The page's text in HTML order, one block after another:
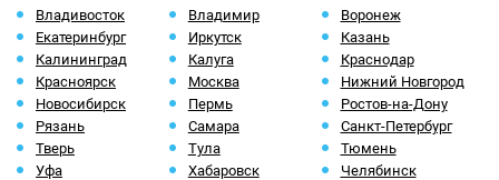
Владивосток Владимир
Воронеж
Екатеринбург
Иркутск
Казань
Калининград
Калуга
Краснодар
Красноярск
Москва
Нижний Новгород
Новосибирск
Пермь
Ростов-на-Дону
Рязань
Самара
Санкт-Петербург
Тверь
Тула
Тюмень
Уфа
Хабаровск Челябинск